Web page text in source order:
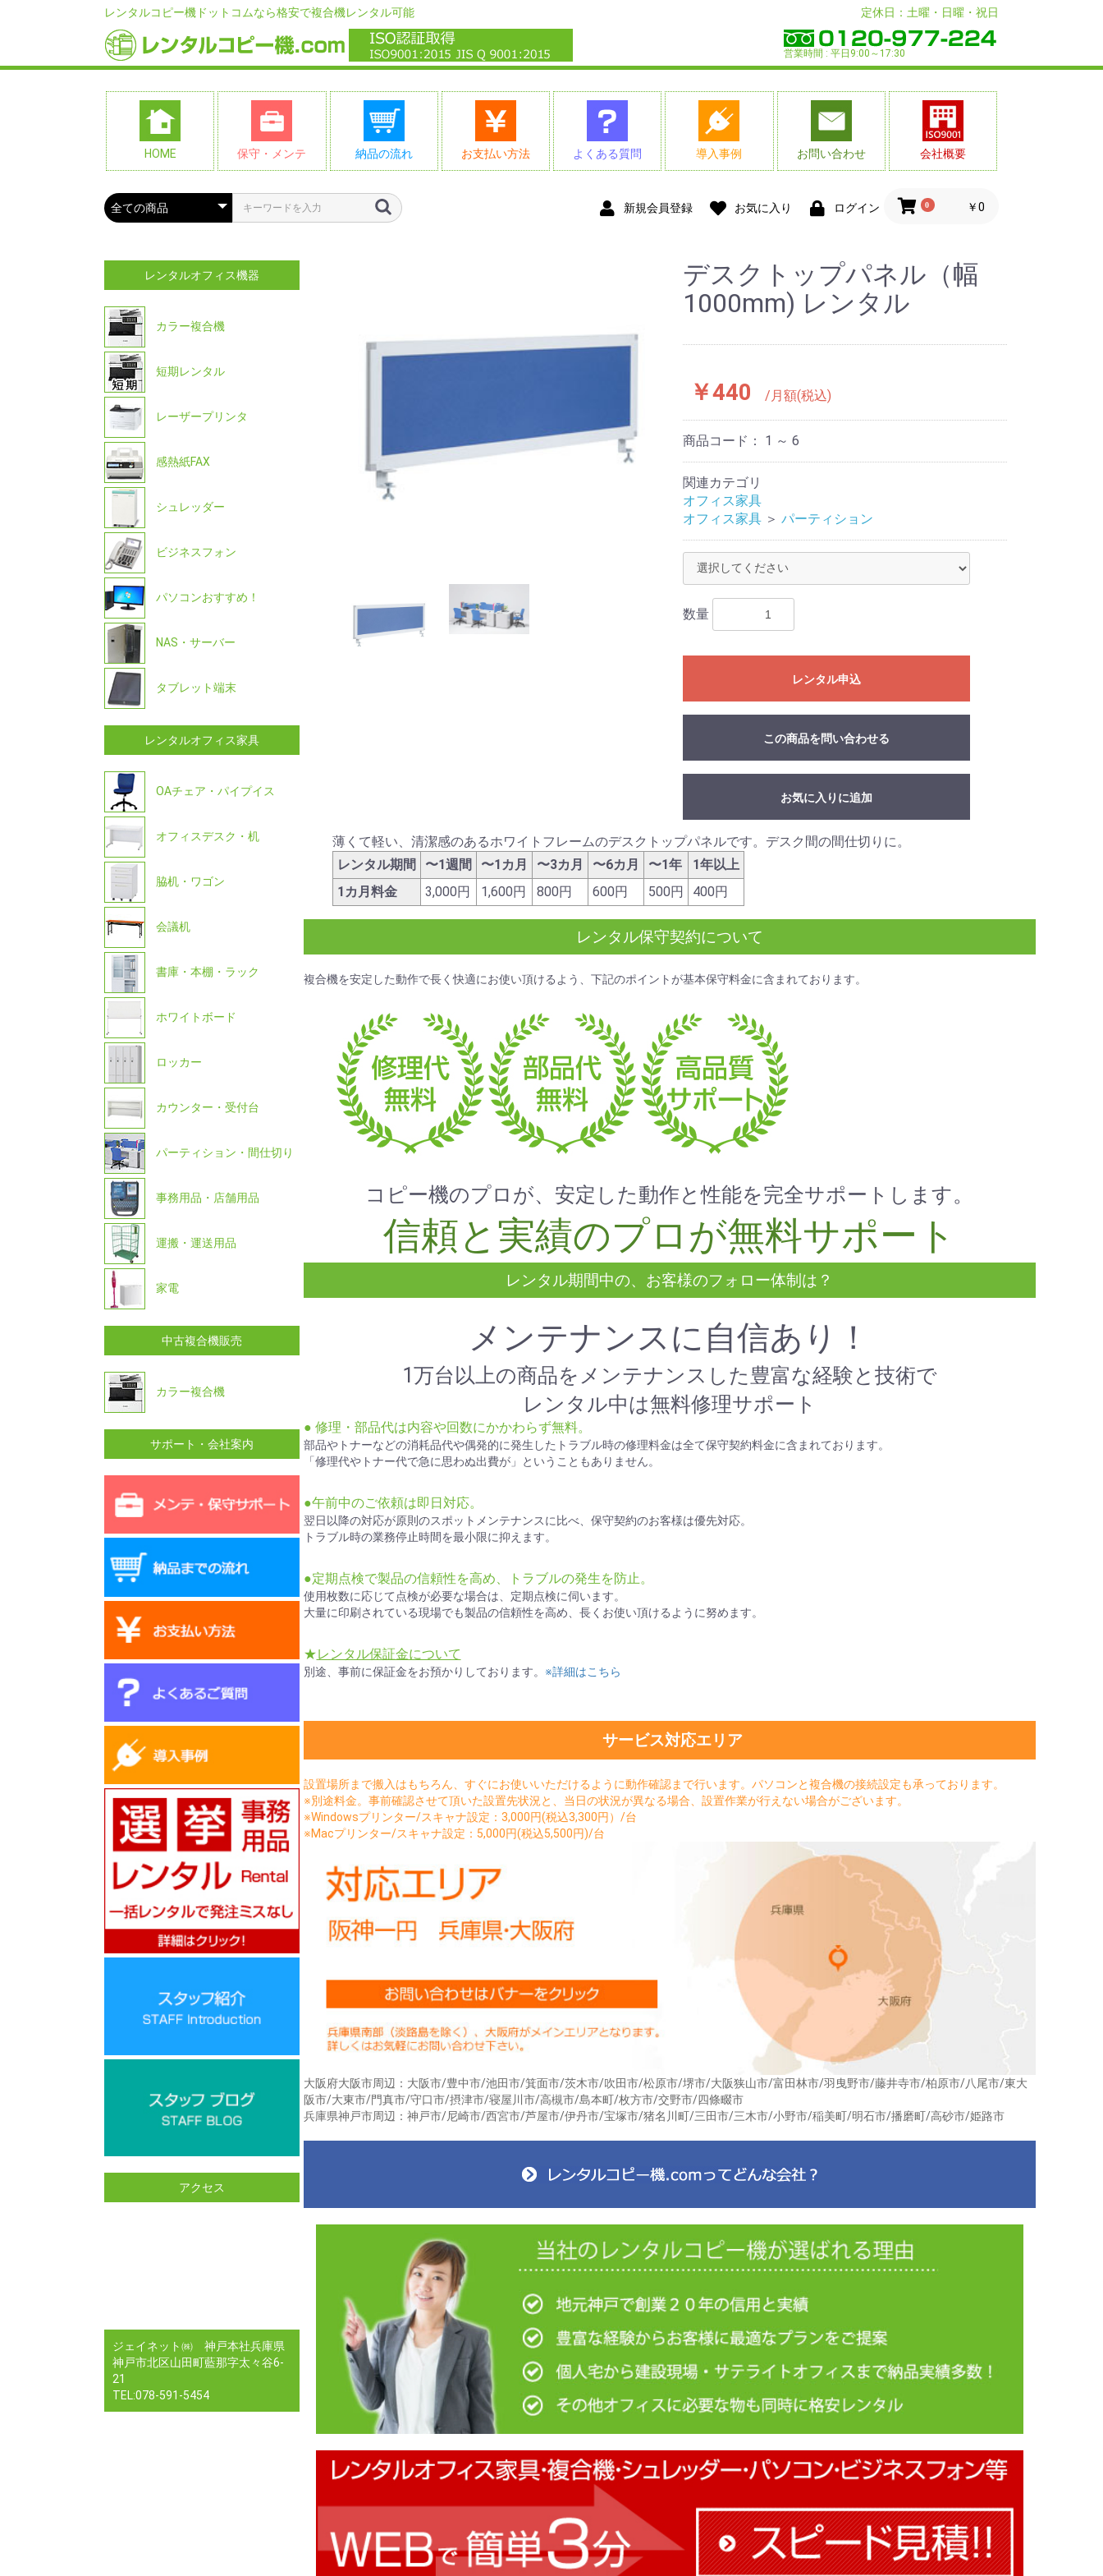
レンタルコピー機ドットコムなら格安で複合機レンタル可能 定休日：土曜・日曜・祝日
営業時間 : 平日9:00～17:30
HOME 保守・メンテ 納品の流れ お支払い方法 よくある質問 導入事例 お問い合わせ 会社概要
新規会員登録 お気に入り ログイン 0 ￥0
レンタルオフィス機器
カラー複合機
短期レンタル
レーザープリンタ
感熱紙FAX
シュレッダー
ビジネスフォン
パソコンおすすめ！
NAS・サーバー
タブレット端末
レンタルオフィス家具
OAチェア・パイプイス
オフィスデスク・机
脇机・ワゴン
会議机
書庫・本棚・ラック
ホワイトボード
ロッカー
カウンター・受付台
パーティション・間仕切り
事務用品・店舗用品
運搬・運送用品
家電
中古複合機販売
カラー複合機
サポート・会社案内
アクセス
ジェイネット㈱ 神戸本社兵庫県
神戸市北区山田町藍那字太々谷6-
21
TEL:078-591-5454
デスクトップパネル（幅
1000mm) レンタル
￥440 /月額(税込)
商品コード： 1 ～ 6
関連カテゴリ
オフィス家具
オフィス家具 ＞ パーティション
数量
レンタル申込
この商品を問い合わせる
お気に入りに追加
薄くて軽い、清潔感のあるホワイトフレームのデスクトップパネルです。デスク間の間仕切りに。
レンタル期間
〜1週間 〜1カ月 〜3カ月 〜6カ月 〜1年
1年以上
1カ月料金
3,000円 1,600円 800円 600円 500円 400円
レンタル保守契約について
複合機を安定した動作で長く快適にお使い頂けるよう、下記のポイントが基本保守料金に含まれております。
コピー機のプロが、安定した動作と性能を完全サポートします。
信頼と実績のプロが無料サポート
レンタル期間中の、お客様のフォロー体制は？
メンテナンスに自信あり！
1万台以上の商品をメンテナンスした豊富な経験と技術で
レンタル中は無料修理サポート
● 修理・部品代は内容や回数にかかわらず無料。
部品やトナーなどの消耗品代や偶発的に発生したトラブル時の修理料金は全て保守契約料金に含まれております。
「修理代やトナー代で急に思わぬ出費が」ということもありません。
●午前中のご依頼は即日対応。
翌日以降の対応が原則のスポットメンテナンスに比べ、保守契約のお客様は優先対応。
トラブル時の業務停止時間を最小限に抑えます。
●定期点検で製品の信頼性を高め、トラブルの発生を防止。
使用枚数に応じて点検が必要な場合は、定期点検に伺います。
大量に印刷されている現場でも製品の信頼性を高め、長くお使い頂けるように努めます。
★レンタル保証金について
別途、事前に保証金をお預かりしております。 ※詳細はこちら
サービス対応エリア
設置場所まで搬入はもちろん、すぐにお使いいただけるように動作確認まで行います。パソコンと複合機の接続設定も承っております。
※別途料金。事前確認させて頂いた設置先状況と、当日の状況が異なる場合、設置作業が行えない場合がございます。
※Windowsプリンター/スキャナ設定：3,000円(税込3,300円）/台
※Macプリンター/スキャナ設定：5,000円(税込5,500円)/台
大阪府大阪市周辺：大阪市/豊中市/池田市/箕面市/茨木市/吹田市/松原市/堺市/大阪狭山市/富田林市/羽曳野市/藤井寺市/柏原市/八尾市/東大
阪市/大東市/門真市/守口市/摂津市/寝屋川市/高槻市/島本町/枚方市/交野市/四條畷市
兵庫県神戸市周辺：神戸市/尼崎市/西宮市/芦屋市/伊丹市/宝塚市/猪名川町/三田市/三木市/小野市/稲美町/明石市/播磨町/高砂市/姫路市